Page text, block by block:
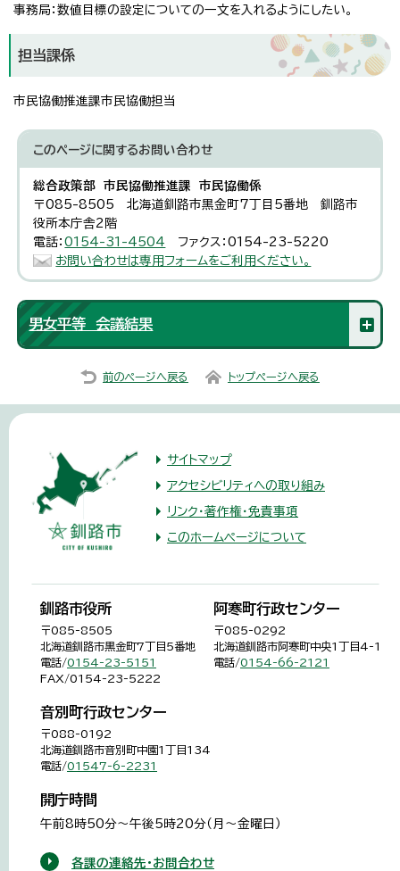
事務局：数値目標の設定についての一文を入れるようにしたい。
担当課係
市民協働推進課市民協働担当
このページに関するお問い合わせ
総合政策部 市民協働推進課 市民協働係
〒085-8505 北海道釧路市黒金町7丁目5番地 釧路市
役所本庁舎2階
電話：0154-31-4504
ファクス：0154-23-5220
お問い合わせは専用フォームをご利用ください。
男女平等 会議結果
前のページへ戻る トップページへ戻る
サイトマップ
アクセシビリティへの取り組み
リンク・著作権・免責事項
このホームページについて
釧路市役所
〒085-8505
北海道釧路市黒金町7丁目5番地
電話/0154-23-5151
FAX/0154-23-5222
阿寒町行政センター
〒085-0292
北海道釧路市阿寒町中央1丁目4-1
電話/0154-66-2121
音別町行政センター
〒088-0192
北海道釧路市音別町中園1丁目134
電話/01547-6-2231
開庁時間
午前8時50分～午後5時20分（月～金曜日）
各課の連絡先・お問合わせ